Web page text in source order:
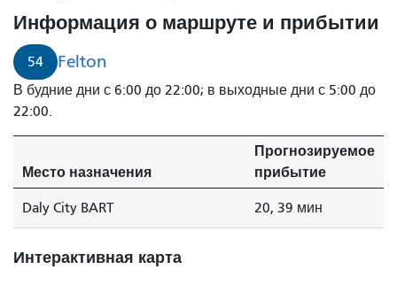
Информация о маршруте и прибытии
54 Felton
В будние дни с 6:00 до 22:00; в выходные дни с 5:00 до
22:00.
Место назначения
Прогнозируемое
прибытие
Daly City BART 20, 39 мин
Интерактивная карта